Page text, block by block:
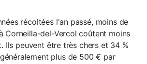
récoltées l'an passé, moins de
Corneilla-del-Vercol coûtent moins
Ils peuvent être très chers et 34 %
plus de 500 € par